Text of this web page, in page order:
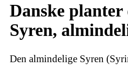
Danske
Syren,
Den almindelige Syren